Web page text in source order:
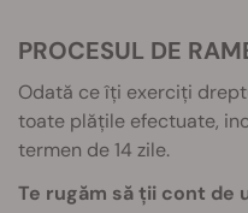
PROCESUL DE
Odată ce îți exerciți
toate plățile efectuate,
termen de 14 zile.
Te rugăm să ții cont de